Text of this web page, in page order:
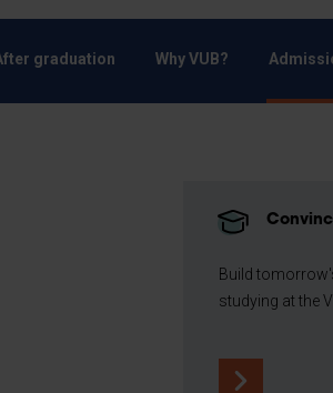
graduation Why VUB?
Build
studying at the